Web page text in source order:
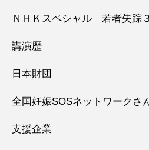
ＮＨＫスペシャル「若者失踪
講演歴
日本財団
全国妊娠SOSネットワークさ
支援企業